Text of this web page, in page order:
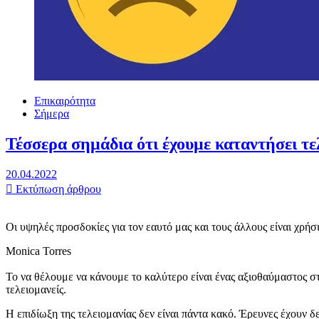
Επικαιρότητα
Σήμερα
Τέσσερα σημάδια ότι έχουμε καταντήσει
20.04.2022
Εκτύπωση άρθρου
Οι υψηλές προσδοκίες για τον εαυτό μας και τους άλλους είναι
Monica Torres
Το να θέλουμε να κάνουμε το καλύτερο είναι ένας αξιοθαύμαστος
τελειομανείς.
Η επιδίωξη της τελειομανίας δεν είναι πάντα κακό. Έρευνες έχουν